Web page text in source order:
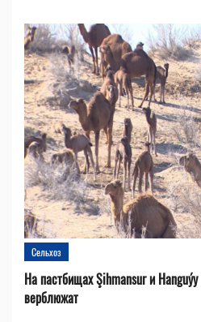
Сельхоз
На пастбищах Şihmansur и
верблюжат